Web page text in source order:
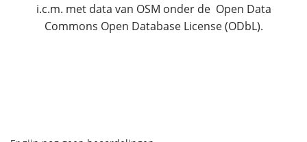
i.c.m. met data van OSM onder de Open Data
Commons Open Database License (ODbL).